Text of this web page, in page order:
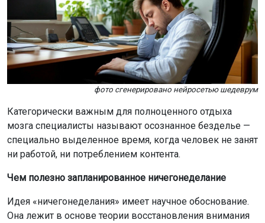
фото сгенерировано нейросетью шедеврум
Категорически важным для полноценного отдыха
мозга специалисты называют осознанное безделье —
специально выделенное время, когда человек не занят
ни работой, ни потреблением контента.
Чем полезно запланированное ничегонеделание
Идея «ничегонеделания» имеет научное обоснование.
Она лежит в основе теории восстановления внимания